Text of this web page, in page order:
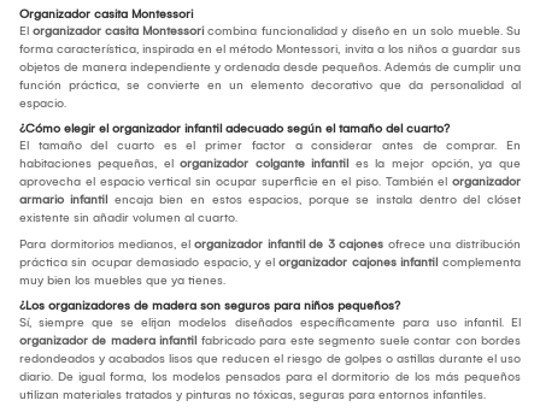
Organizador casita Montessori
El organizador casita Montessori combina funcionalidad y diseño en un solo mueble. Su
forma característica, inspirada en el método Montessori, invita a los niños a guardar sus
objetos de manera independiente y ordenada desde pequeños. Además de cumplir una
función práctica, se convierte en un elemento decorativo que da personalidad al
espacio.
¿Cómo elegir el organizador infantil adecuado según el tamaño del cuarto?
El tamaño del cuarto es el primer factor a considerar antes de comprar. En
habitaciones pequeñas, el organizador colgante infantil es la mejor opción, ya que
aprovecha el espacio vertical sin ocupar superficie en el piso. También el organizador
armario infantil encaja bien en estos espacios, porque se instala dentro del clóset
existente sin añadir volumen al cuarto.
Para dormitorios medianos, el organizador infantil de 3 cajones ofrece una distribución
práctica sin ocupar demasiado espacio, y el organizador cajones infantil complementa
muy bien los muebles que ya tienes.
¿Los organizadores de madera son seguros para niños pequeños?
Sí, siempre que se elijan modelos diseñados específicamente para uso infantil. El
organizador de madera infantil fabricado para este segmento suele contar con bordes
redondeados y acabados lisos que reducen el riesgo de golpes o astillas durante el uso
diario. De igual forma, los modelos pensados para el dormitorio de los más pequeños
utilizan materiales tratados y pinturas no tóxicas, seguras para entornos infantiles.